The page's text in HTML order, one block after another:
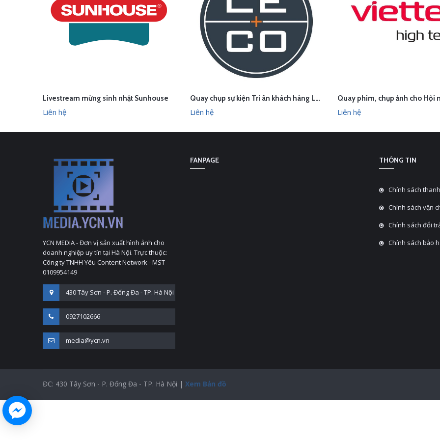
LIÊN HỆ XEM NHANH
Livestream mừng sinh nhật Sunhouse
Liên hệ
LIÊN HỆ XEM NHANH
Quay chụp sự kiện Tri ân khách hàng Le & Co Estate Agents
Liên hệ
LIÊN HỆ XEM
Liên hệ
YCN MEDIA - Đơn vị sản xuất hình ảnh cho
doanh nghiệp uy tín tại Hà Nội. Trực thuộc:
Công ty TNHH Yêu Content Network - MST
0109954149
430 Tây Sơn - P. Đống Đa - TP. Hà Nội
0927102666
media@ycn.vn
FANPAGE THÔNG TIN
Chính sách
Chính sách vận
Chính sách đổi
Chính sách bảo
ĐC: 430 Tây Sơn - P. Đống Đa - TP. Hà Nội | Xem Bản đồ